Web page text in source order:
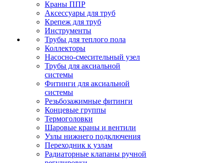
Краны ППР
Аксессуары для труб
Крепеж для труб
Инструменты
Трубы для теплого пола
Коллекторы
Насосно-смесительный узел
Трубы для аксиальной
системы
Фитинги для аксиальной
системы
Резьбозажимные фитинги
Концевые группы
Термоголовки
Шаровые краны и вентили
Узлы нижнего подключения
Переходник к узлам
Радиаторные клапаны ручной